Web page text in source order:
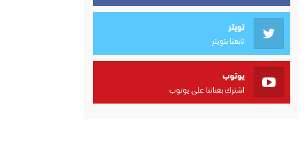
تويتر
تابعنا بتويتر
يوتوب
اشترك بقناتنا على يوتوب